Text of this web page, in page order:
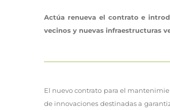
Actúa renueva el contrato e
vecinos y nuevas infraestructuras
El nuevo contrato para el
de innovaciones destinadas a